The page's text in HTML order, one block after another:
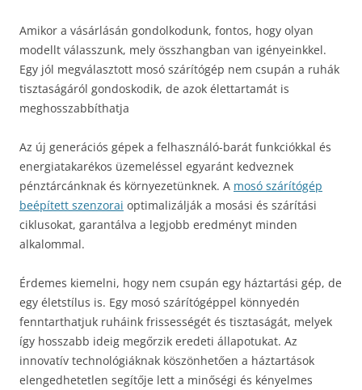
Amikor a vásárlásán gondolkodunk, fontos, hogy olyan
modellt válasszunk, mely összhangban van igényeinkkel.
Egy jól megválasztott mosó szárítógép nem csupán a ruhák
tisztaságáról gondoskodik, de azok élettartamát is
meghosszabbíthatja
Az új generációs gépek a felhasználó-barát funkciókkal és
energiatakarékos üzemeléssel egyaránt kedveznek
pénztárcánknak és környezetünknek. A mosó szárítógép
beépített szenzorai optimalizálják a mosási és szárítási
ciklusokat, garantálva a legjobb eredményt minden
alkalommal.
Érdemes kiemelni, hogy nem csupán egy háztartási gép, de
egy életstílus is. Egy mosó szárítógéppel könnyedén
fenntarthatjuk ruháink frissességét és tisztaságát, melyek
így hosszabb ideig megőrzik eredeti állapotukat. Az
innovatív technológiáknak köszönhetően a háztartások
elengedhetetlen segítője lett a minőségi és kényelmes